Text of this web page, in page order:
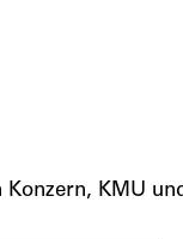
Konzern, KMU